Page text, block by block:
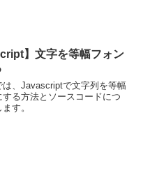
】文字を等幅フォン
は、Javascriptで文字列を等幅
する方法とソースコードにつ
す。